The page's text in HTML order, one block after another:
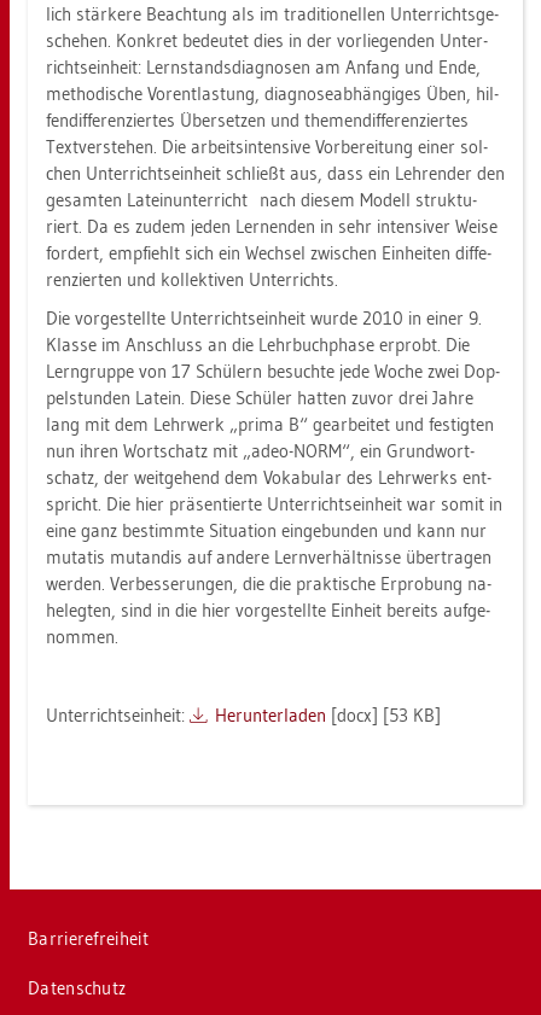
lich stär­ke­re Be­ach­tung als im tra­di­tio­nel­len Un­ter­richts­ge­
sche­hen. Kon­kret be­deu­tet dies in der vor­lie­gen­den Un­ter­
richts­ein­heit: Lern­stands­dia­gno­sen am An­fang und Ende,
me­tho­di­sche Vor­ent­las­tung, dia­gno­se­ab­hän­gi­ges Üben, hil­
fen­dif­fe­ren­zier­tes Über­set­zen und the­men­dif­fe­ren­zier­tes
Text­ver­ste­hen. Die ar­beits­in­ten­si­ve Vor­be­rei­tung einer sol­
chen Un­ter­richts­ein­heit schließt aus, dass ein Leh­ren­der den
ge­sam­ten La­tein­un­ter­richt nach die­sem Mo­dell struk­tu­
riert. Da es zudem jeden Ler­nen­den in sehr in­ten­si­ver Weise
for­dert, emp­fiehlt sich ein Wech­sel zwi­schen Ein­hei­ten dif­fe­
ren­zier­ten und kol­lek­ti­ven Un­ter­richts.
Die vor­ge­stell­te Un­ter­richts­ein­heit wurde 2010 in einer 9.
Klas­se im An­schluss an die Lehr­buch­pha­se er­probt. Die
Lern­grup­pe von 17 Schü­lern be­such­te jede Woche zwei Dop­
pel­stun­den La­tein. Diese Schü­ler hat­ten zuvor drei Jahre
lang mit dem Lehr­werk „prima B“ ge­ar­bei­tet und fes­tig­ten
nun ihren Wort­schatz mit „adeo-NORM“, ein Grund­wort­
schatz, der weit­ge­hend dem Vo­ka­bu­lar des Lehr­werks ent­
spricht. Die hier prä­sen­tier­te Un­ter­richts­ein­heit war somit in
eine ganz be­stimm­te Si­tua­ti­on ein­ge­bun­den und kann nur
mu­ta­tis mutan­dis auf an­de­re Lern­ver­hält­nis­se über­tra­gen
wer­den. Ver­bes­se­run­gen, die die prak­ti­sche Er­pro­bung na­
he­leg­ten, sind in die hier vor­ge­stell­te Ein­heit be­reits auf­ge­
nom­men.
Un­ter­richts­ein­heit: Her­un­ter­la­den [docx] [53 KB]
Bar­rie­re­frei­heit
Da­ten­schutz